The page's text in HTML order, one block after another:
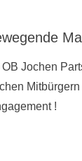
Jochen
Mitbürgern
!